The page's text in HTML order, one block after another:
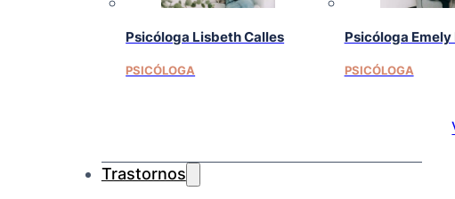
Psicóloga Lisbeth Calles
PSICÓLOGA
Psicóloga Emely
PSICÓLOGA
Trastornos